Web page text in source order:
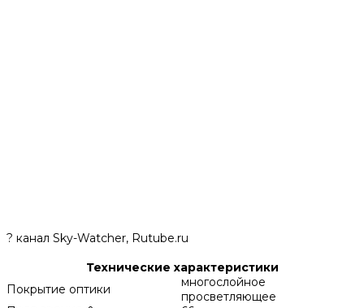
? канал Sky-Watcher, Rutube.ru
Технические характеристики
Покрытие оптики
многослойное
просветляющее